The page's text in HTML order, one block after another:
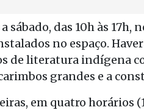
das 10h às 17h,
no espaço.
de literatura indígena
grandes e a
em quatro horários